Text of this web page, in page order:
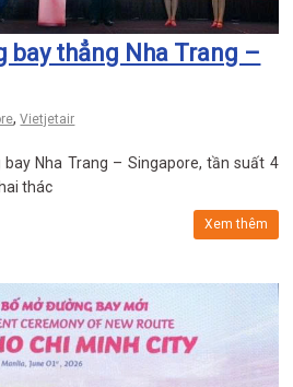
thẳng Nha Trang –
,Vietjetair
Nha Trang – Singapore, tần suất 4
thác
Xem thêm